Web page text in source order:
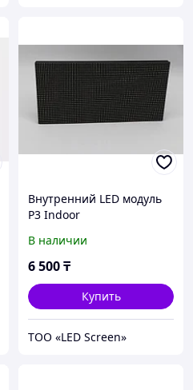
Внутренний LED модуль
P3 Indoor
В наличии
6 500₸
Купить
ТОО «LED Screen»